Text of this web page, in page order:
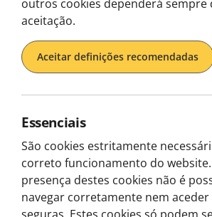
Junte-se
aventura
outros cookies dependerá sempre
aceitação.
Aceitar definições recomendadas
Essenciais
São cookies estritamente
correto funcionamento do website.
presença destes cookies não é
navegar corretamente nem aceder
seguras. Estes cookies só podem